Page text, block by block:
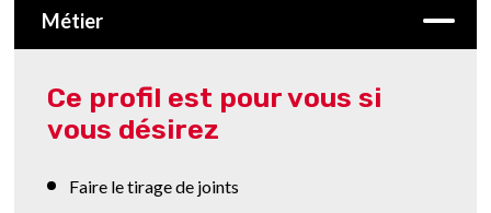
Métier
Ce profil est pour vous si
vous désirez
Faire le tirage de joints